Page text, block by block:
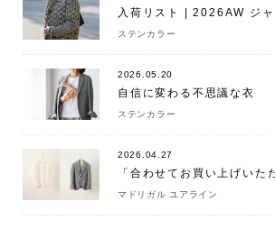
入荷リスト | 2026AW ジャ
ステンカラー
2026.05.20
自信に変わる不思議な衣
ステンカラー
2026.04.27
マドリガル ユアライン